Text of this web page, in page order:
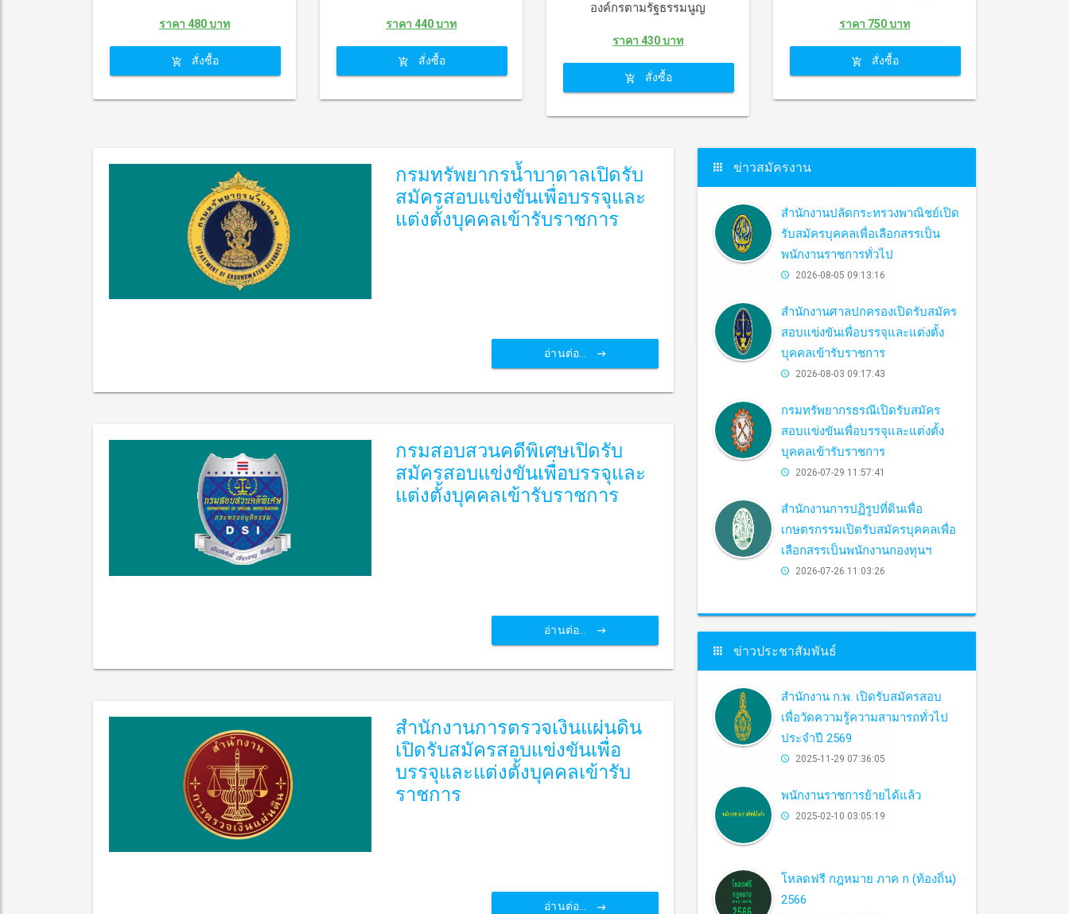
ราคา 480 บาท
สั่งซื้อ
ราคา 440 บาท
สั่งซื้อ
องค์กรตามรัฐธรรมนูญ
ราคา 430 บาท
สั่งซื้อ
ราคา 750 บาท
สั่งซื้อ
กรมทรัพยากรน้ำบาดาลเปิดรับ
สมัครสอบแข่งขันเพื่อบรรจุและ
แต่งตั้งบุคคลเข้ารับราชการ
อ่านต่อ...
กรมสอบสวนคดีพิเศษเปิดรับ
สมัครสอบแข่งขันเพื่อบรรจุและ
แต่งตั้งบุคคลเข้ารับราชการ
อ่านต่อ...
สำนักงานการตรวจเงินแผ่นดิน
เปิดรับสมัครสอบแข่งขันเพื่อ
บรรจุและแต่งตั้งบุคคลเข้ารับ
ราชการ
อ่านต่อ...
ข่าวสมัครงาน
สำนักงานปลัดกระทรวงพาณิชย์เปิด
รับสมัครบุคคลเพื่อเลือกสรรเป็น
พนักงานราชการทั่วไป
2026-08-05 09:13:16
สำนักงานศาลปกครองเปิดรับสมัคร
สอบแข่งขันเพื่อบรรจุและแต่งตั้ง
บุคคลเข้ารับราชการ
2026-08-03 09:17:43
กรมทรัพยากรธรณีเปิดรับสมัคร
สอบแข่งขันเพื่อบรรจุและแต่งตั้ง
บุคคลเข้ารับราชการ
2026-07-29 11:57:41
สำนักงานการปฏิรูปที่ดินเพื่อ
เกษตรกรรมเปิดรับสมัครบุคคลเพื่อ
เลือกสรรเป็นพนักงานกองทุนฯ
2026-07-26 11:03:26
ข่าวประชาสัมพันธ์
สำนักงาน ก.พ. เปิดรับสมัครสอบ
เพื่อวัดความรู้ความสามารถทั่วไป
ประจำปี 2569
2025-11-29 07:36:05
พนักงานราชการย้ายได้แล้ว
2025-02-10 03:05:19
โหลดฟรี กฎหมาย ภาค ก (ท้องถิ่น)
2566